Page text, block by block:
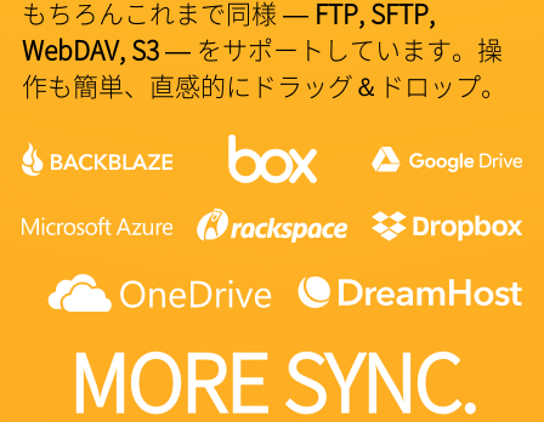
もちろんこれまで同様 — FTP, SFTP,
WebDAV, S3 — をサポートしています。操
作も簡単、直感的にドラッグ＆ドロップ。
MORE SYNC.